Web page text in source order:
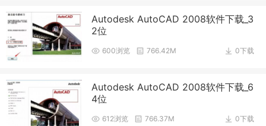
Autodesk AutoCAD 2008软件下载_3
2位
0下载
600浏览 766.42M
Autodesk AutoCAD 2008软件下载_6
4位
0下载
612浏览 766.37M